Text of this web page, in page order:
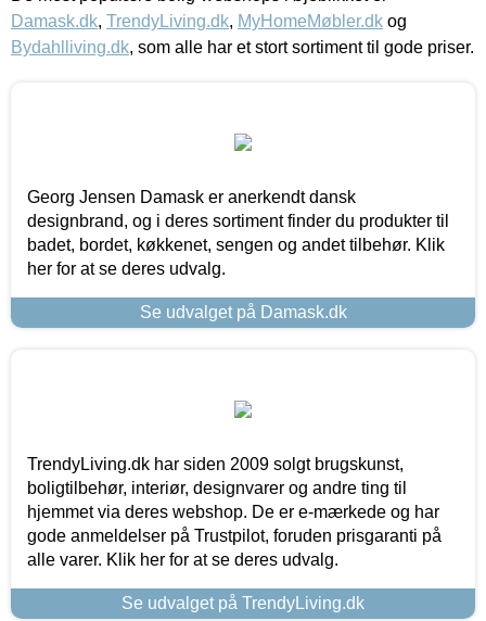
Damask.dk, TrendyLiving.dk, MyHomeMøbler.dk og
Bydahlliving.dk, som alle har et stort sortiment til gode priser.
Georg Jensen Damask er anerkendt dansk
designbrand, og i deres sortiment finder du produkter til
badet, bordet, køkkenet, sengen og andet tilbehør. Klik
her for at se deres udvalg.
Se udvalget på Damask.dk
TrendyLiving.dk har siden 2009 solgt brugskunst,
boligtilbehør, interiør, designvarer og andre ting til
hjemmet via deres webshop. De er e-mærkede og har
gode anmeldelser på Trustpilot, foruden prisgaranti på
alle varer. Klik her for at se deres udvalg.
Se udvalget på TrendyLiving.dk